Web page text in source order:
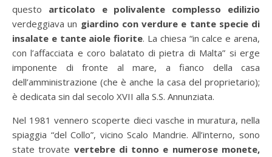
questo articolato e polivalente complesso edilizio
verdeggiava un giardino con verdure e tante specie di
insalate e tante aiole fiorite. La chiesa “in calce e arena,
con l’affacciata e coro balatato di pietra di Malta” si erge
imponente di fronte al mare, a fianco della casa
dell’amministrazione (che è anche la casa del proprietario);
è dedicata sin dal secolo XVII alla S.S. Annunziata.
Nel 1981 vennero scoperte dieci vasche in muratura, nella
spiaggia “del Collo”, vicino Scalo Mandrie. All’interno, sono
state trovate vertebre di tonno e numerose monete,